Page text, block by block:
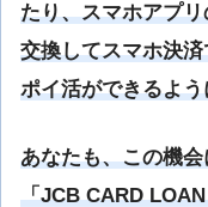
たり、スマホアプ
交換してスマホ決
ポイ活ができるよ
あなたも、この機
「JCB CARD